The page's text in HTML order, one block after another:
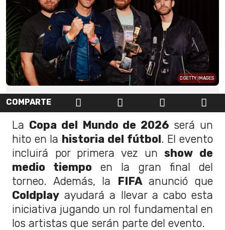
GETTY IMAGES
COMPARTE
La Copa del Mundo de 2026 será un
hito en la historia del fútbol. El evento
incluirá por primera vez unshow de
medio tiempo en la gran final del
torneo. Además, la FIFAanunció que
Coldplay ayudará a llevar a cabo esta
iniciativa jugando un rol fundamental en
los artistas que serán parte del evento.